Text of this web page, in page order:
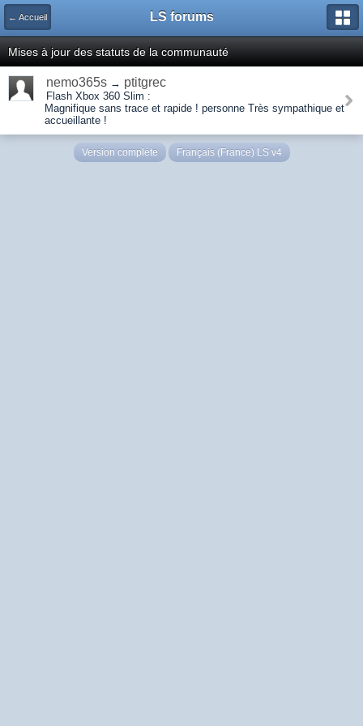
← Accueil LS forums
Mises à jour des statuts de la communauté
nemo365s → ptitgrec
Flash Xbox 360 Slim :
Magnifique sans trace et rapide ! personne Très sympathique et
accueillante !
Version complète Français (France) LS v4